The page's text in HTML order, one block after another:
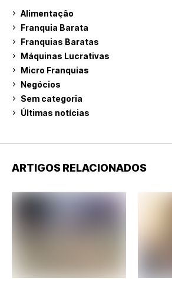
Alimentação
Franquia Barata
Franquias Baratas
Máquinas Lucrativas
Micro Franquias
Negócios
Sem categoria
Últimas notícias
ARTIGOS RELACIONADOS